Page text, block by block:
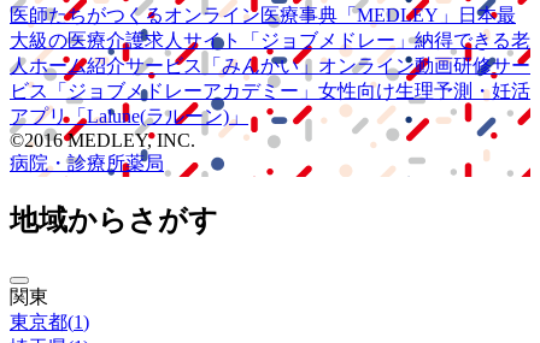
医師たちがつくるオンライン医療事典 「MEDLEY」
日本最
大級の医療介護求人サイト 「ジョブメドレー」納得できる老
人ホーム紹介サービス
「みんかい」 オンライン動画研修サー
ビス
「ジョブメドレーアカデミー」 女性向け生理予測・妊活
アプリ「Lalune(ラルーン)」
©2016 MEDLEY, INC.
病院・診療所薬局
地域からさがす
関東
東京都(1)